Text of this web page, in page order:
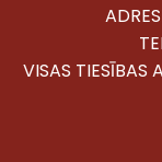
VISAS TIESĪBAS